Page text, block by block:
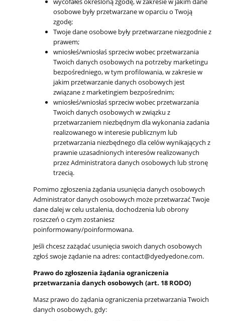
osobowe były przetwarzane w oparciu o Twoją
zgodę;
Twoje dane osobowe były przetwarzane niezgodnie z
prawem;
wniosłeś/wniosłaś sprzeciw wobec przetwarzania
Twoich danych osobowych na potrzeby marketingu
bezpośredniego, w tym profilowania, w zakresie w
jakim przetwarzanie danych osobowych jest
związane z marketingiem bezpośrednim;
wniosłeś/wniosłaś sprzeciw wobec przetwarzania
Twoich danych osobowych w związku z
przetwarzaniem niezbędnym dla wykonania zadania
realizowanego w interesie publicznym lub
przetwarzania niezbędnego dla celów wynikających z
prawnie uzasadnionych interesów realizowanych
przez Administratora danych osobowych lub stronę
trzecią.
Pomimo zgłoszenia żądania usunięcia danych osobowych
Administrator danych osobowych może przetwarzać Twoje
dane dalej w celu ustalenia, dochodzenia lub obrony
roszczeń o czym zostaniesz
poinformowany/poinformowana.
Jeśli chcesz zażądać usunięcia swoich danych osobowych
zgłoś swoje żądanie na adres: contact@dyedyedone.com.
Prawo do zgłoszenia żądania ograniczenia
przetwarzania danych osobowych (art. 18 RODO)
Masz prawo do żądania ograniczenia przetwarzania Twoich
danych osobowych, gdy: